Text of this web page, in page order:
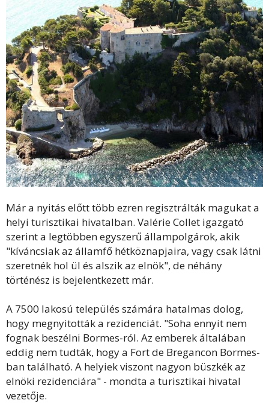
Már a nyitás előtt több ezren regisztrálták magukat a
helyi turisztikai hivatalban. Valérie Collet igazgató
szerint a legtöbben egyszerű állampolgárok, akik
"kíváncsiak az államfő hétköznapjaira, vagy csak látni
szeretnék hol ül és alszik az elnök", de néhány
történész is bejelentkezett már.
A 7500 lakosú település számára hatalmas dolog,
hogy megnyitották a rezidenciát. "Soha ennyit nem
fognak beszélni Bormes-ról. Az emberek általában
eddig nem tudták, hogy a Fort de Bregancon Bormes-
ban található. A helyiek viszont nagyon büszkék az
elnöki rezidenciára" - mondta a turisztikai hivatal
vezetője.